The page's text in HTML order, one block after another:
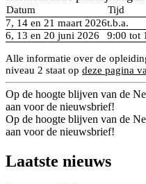
Datum Tijd
7, 14 en 21 maart 2026t.b.a.
6, 13 en 20 juni 2026
9:00 tot
Alle informatie over de
niveau 2 staat op deze pagina
Op de hoogte blijven van de
aan voor de nieuwsbrief!
Op de hoogte blijven van de
aan voor de nieuwsbrief!
Laatste nieuws